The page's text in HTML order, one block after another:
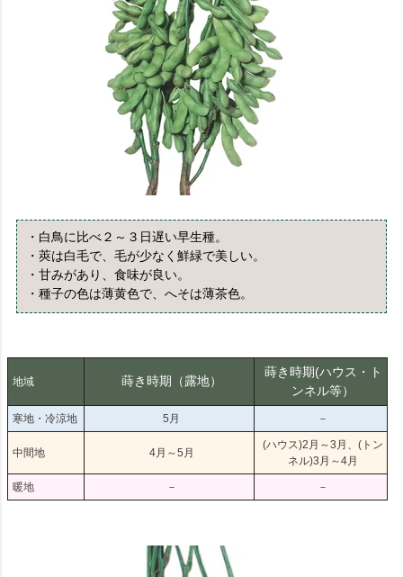
・白鳥に比べ２～３日遅い早生種。
・莢は白毛で、毛が少なく鮮緑で美しい。
・甘みがあり、食味が良い。
・種子の色は薄黄色で、へそは薄茶色。
地域 蒔き時期（露地）
蒔き時期(ハウス・ト
ンネル等）
寒地・冷涼地 5月 －
中間地 4月～5月
(ハウス)2月～3月、(トン
ネル)3月～4月
暖地 － －